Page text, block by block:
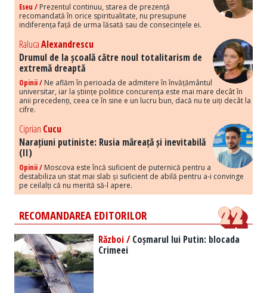
Eseu / Prezentul continuu, starea de prezență
recomandată în orice spiritualitate, nu presupune
indiferența față de urma lăsată sau de consecințele ei.
RalucaAlexandrescu
Drumul de la școală către noul totalitarism de
extremă dreaptă
Opinii / Ne aflăm în perioada de admitere în învățământul
universitar, iar la științe politice concurența este mai mare decât în
anii precedenți, ceea ce în sine e un lucru bun, dacă nu te uiți decât la
cifre.
Ciprian Cucu
Narațiuni putiniste: Rusia măreață și inevitabilă
(II)
Opinii / Moscova este încă suficient de puternică pentru a
destabiliza un stat mai slab și suficient de abilă pentru a-i convinge
pe ceilalți că nu merită să-l apere.
RECOMANDAREA EDITORILOR
Război /Coșmarul lui Putin: blocada
Crimeei